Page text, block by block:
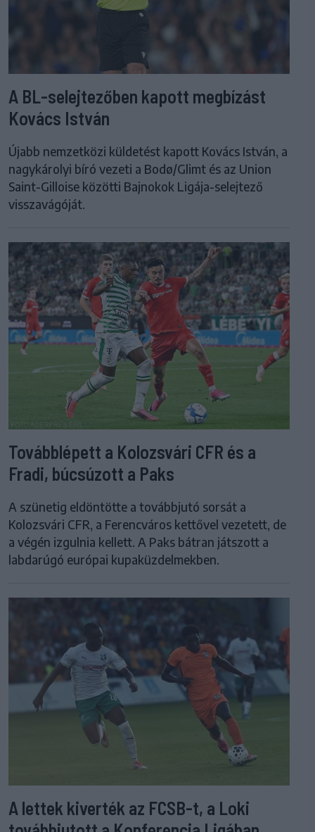
A BL-selejtezőben kapott megbízást
Kovács István
Újabb nemzetközi küldetést kapott Kovács István, a
nagykárolyi bíró vezeti a Bodø/Glimt és az Union
Saint-Gilloise közötti Bajnokok Ligája-selejtező
visszavágóját.
Továbblépett a Kolozsvári CFR és a
Fradi, búcsúzott a Paks
A szünetig eldöntötte a továbbjutó sorsát a
Kolozsvári CFR, a Ferencváros kettővel vezetett, de
a végén izgulnia kellett. A Paks bátran játszott a
labdarúgó európai kupaküzdelmekben.
A lettek kiverték az FCSB-t, a Loki